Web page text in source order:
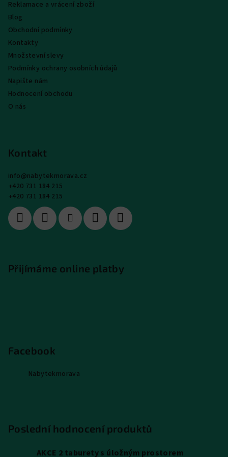
Reklamace a vrácení zboží
Blog
Obchodní podmínky
Kontakty
Množstevní slevy
Podmínky ochrany osobních údajů
Napište nám
Hodnocení obchodu
O nás
Kontakt
info@nabytekmorava.cz
+420 731 184 215
+420 731 184 215
Přijímáme online platby
Facebook
Nabytekmorava
Poslední hodnocení produktů
AKCE 2 taburety s úložným prostorem